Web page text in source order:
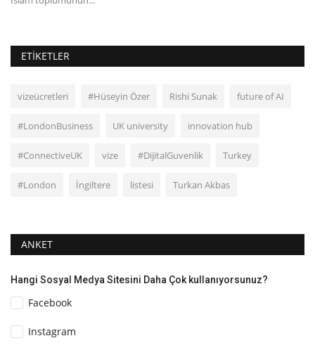
ETIKETLER
vizeücretleri #Hüseyin Özer Rishi Sunak future of AI
#LondonBusiness UK university innovation hub
#ConnectiveUK vize #DijitalGuvenlik Turkey
#London İngiltere listesi Turkan Akbas
ANKET
Hangi Sosyal Medya Sitesini Daha Çok kullanıyorsunuz?
Facebook
Instagram